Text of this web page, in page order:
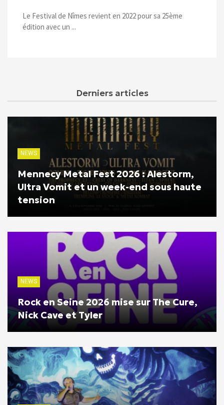
Le Festival de Nîmes revient en 2022 pour sa 25ème
édition avec un ...
Derniers articles
NEWS
Mennecy Metal Fest 2026 : Alestorm,
Ultra Vomit et un week-end sous haute
tension
NEWS
Rock en Seine 2026 mise sur The Cure,
Nick Cave et Tyler